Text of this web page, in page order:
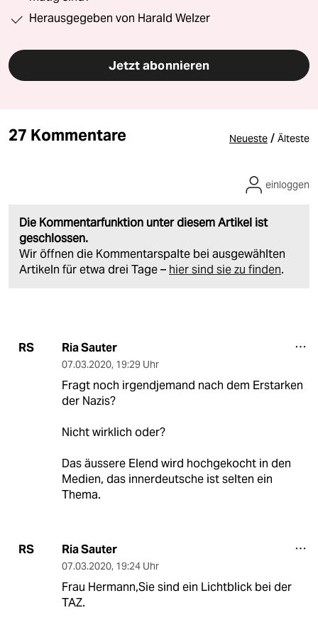
Herausgegeben von Harald Welzer
Jetzt abonnieren
27 Kommentare Neueste / Älteste
Die Kommentarfunktion unter diesem Artikel ist
geschlossen.
Wir öffnen die Kommentarspalte bei ausgewählten
Artikeln für etwa drei Tage – hier sind sie zu finden.
einloggen
RS Ria Sauter
07.03.2020, 19:29 Uhr
Fragt noch irgendjemand nach dem Erstarken
der Nazis?
Nicht wirklich oder?
Das äussere Elend wird hochgekocht in den
Medien, das innerdeutsche ist selten ein
Thema.
RS Ria Sauter
07.03.2020, 19:24 Uhr
Frau Hermann,Sie sind ein Lichtblick bei der
TAZ.